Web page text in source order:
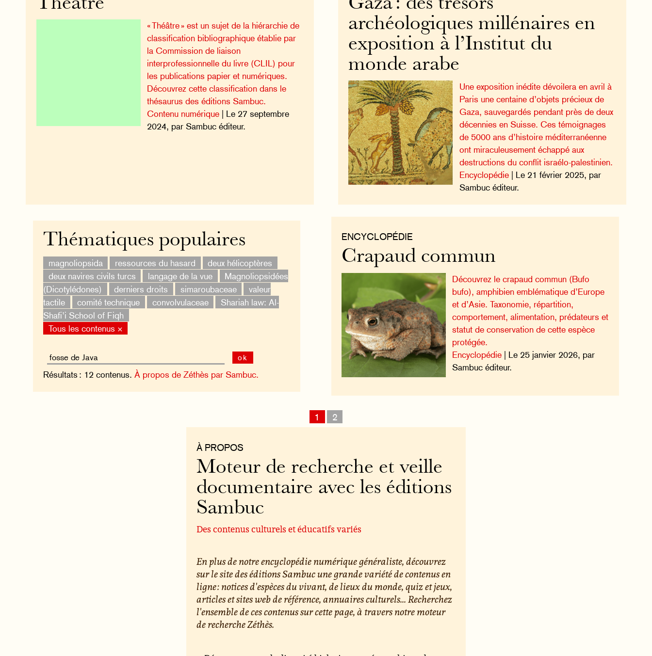
Gaza : des trésors
archéologiques millénaires en
exposition à l’Institut du
monde arabe
Une exposition inédite dévoilera en avril à
Paris une centaine d’objets précieux de
Gaza, sauvegardés pendant près de deux
décennies en Suisse. Ces témoignages
de 5000 ans d’histoire méditerranéenne
ont miraculeusement échappé aux
destructions du conflit israélo-palestinien.
Encyclopédie| Le 21 février 2025, par
Sambuc éditeur.
Théâtre
« Théâtre » est un sujet de la hiérarchie de
classification bibliographique établie par
la Commission de liaison
interprofessionnelle du livre (CLIL) pour
les publications papier et numériques.
Découvrez cette classification dans le
thésaurus des éditions Sambuc.
Contenu numérique | Le 27 septembre
2024, par Sambuc éditeur.
ENCYCLOPÉDIE
Crapaud commun
Découvrez le crapaud commun (Bufo
bufo), amphibien emblématique d’Europe
et d’Asie. Taxonomie, répartition,
comportement, alimentation, prédateurs et
statut de conservation de cette espèce
protégée.
Encyclopédie | Le 25 janvier 2026, par
Sambuc éditeur.
Thématiques populaires
magnoliopsida ressources du hasard
deux hélicoptères
deux navires civils turcs
langage de la vue
Magnoliopsidées
(Dicotylédones)
derniers droits simaroubaceae
valeur
tactile
comité technique convolvulaceae
Shariah law: Al-
Shafi’i School of Fiqh
Tous les contenus ×
ok
Résultats : 12 contenus. À propos de Zéthès par Sambuc.
1 2
À PROPOS
Moteur de recherche et veille
documentaire avec les éditions
Sambuc
Des contenus culturels et éducatifs variés
En plus de notre encyclopédie numérique généraliste, découvrez
sur le site des éditions Sambuc une grande variété de contenus en
ligne : notices d'espèces du vivant, de lieux du monde, quiz et jeux,
articles et sites web de référence, annuaires culturels... Recherchez
l'ensemble de ces contenus sur cette page, à travers notre moteur
de recherche Zéthès.